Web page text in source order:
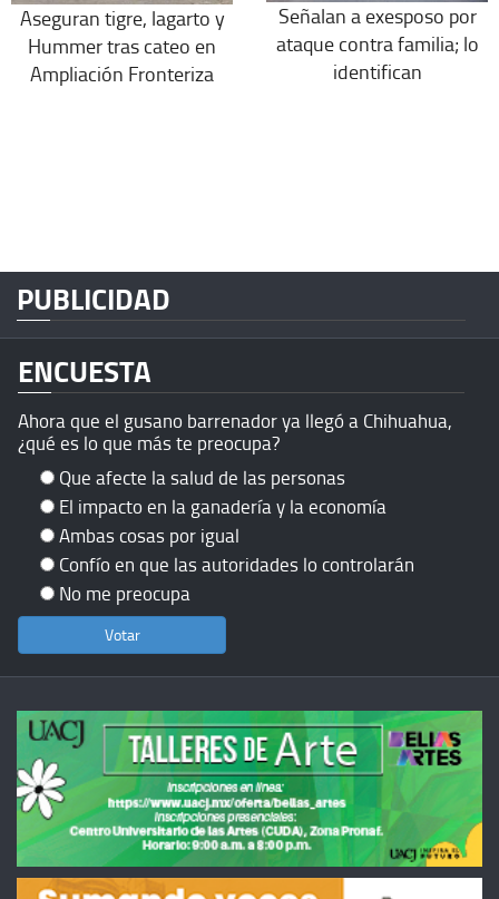
Aseguran tigre, lagarto y
Hummer tras cateo en
Ampliación Fronteriza
Señalan a exesposo por
ataque contra familia; lo
identifican
PUBLICIDAD
ENCUESTA
Ahora que el gusano barrenador ya llegó a Chihuahua,
¿qué es lo que más te preocupa?
Que afecte la salud de las personas
El impacto en la ganadería y la economía
Ambas cosas por igual
Confío en que las autoridades lo controlarán
No me preocupa